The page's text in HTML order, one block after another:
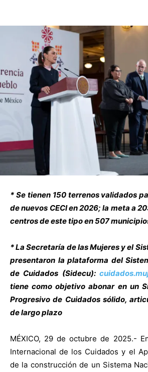
* Se tienen 150 terrenos validados
de nuevos CECI en 2026; la meta a
centros de este tipo en 507
* La Secretaría de las Mujeres y el
presentaron la plataforma del
de Cuidados (Sidecu):
tiene como objetivo abonar en un
Progresivo de Cuidados sólido,
de largo plazo
MÉXICO, 29 de octubre de 2025.-
Internacional de los Cuidados y el
de la construcción de un Sistema